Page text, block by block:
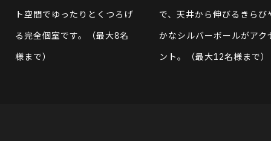
ト空間でゆったりとくつろげ
る完全個室です。（最大8名
様まで）
で、天井から伸びるきらび
かなシルバーボールがアク
ント。（最大12名様まで）